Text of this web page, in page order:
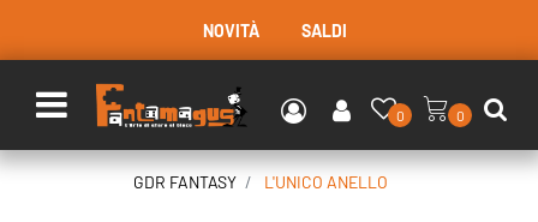
NOVITÀ SALDI
Open menu
0 0
GDR FANTASY L'UNICO ANELLO